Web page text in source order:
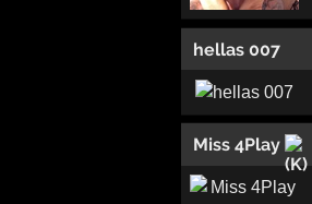
hellas 007
Miss 4Play